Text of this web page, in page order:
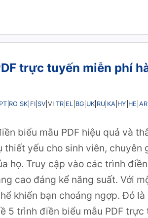
trực tuyến miễn phí
PT RO SK FI SV VI TR EL BG UK RU KA HY HE AR
biểu mẫu PDF hiệu quả và
yếu cho sinh viên, chuyên
họ. Truy cập vào các trình
cao đáng kể năng suất. Với
khiến bạn choáng ngợp. Đó
5 trình điền biểu mẫu PDF